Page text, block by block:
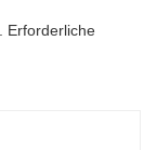
Erforderliche